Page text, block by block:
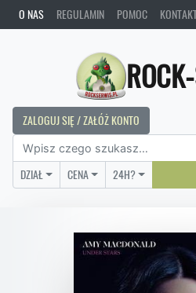
O NAS REGULAMIN POMOC
ZALOGUJ SIĘ / ZAŁÓŻ KONTO
DZIAŁ CENA 24H?